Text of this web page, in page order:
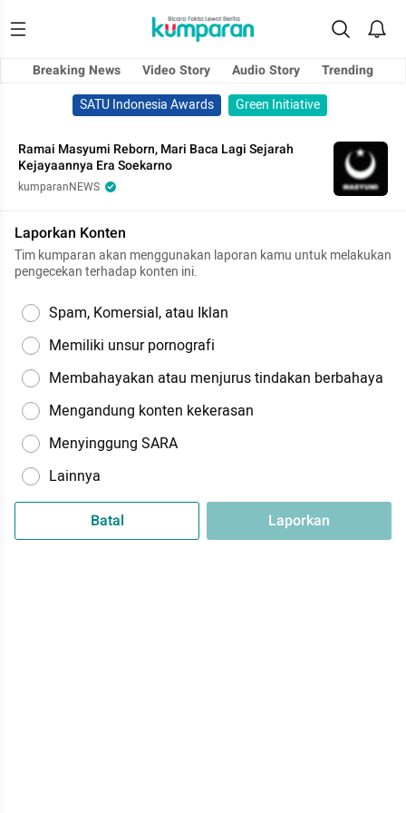
Breaking News Video Story Audio Story
Trending
SATU Indonesia Awards
Green Initiative
Ramai Masyumi Reborn, Mari Baca Lagi Sejarah
Kejayaannya Era Soekarno
kumparanNEWS
Laporkan Konten
Tim kumparan akan menggunakan laporan kamu untuk melakukan
pengecekan terhadap konten ini.
Spam, Komersial, atau Iklan
Memiliki unsur pornografi
Membahayakan atau menjurus tindakan berbahaya
Mengandung konten kekerasan
Menyinggung SARA
Lainnya
Batal Laporkan